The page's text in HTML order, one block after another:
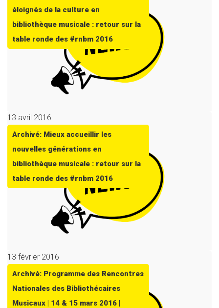
éloignés de la culture en
bibliothèque musicale : retour sur la
table ronde des #rnbm 2016
13 avril 2016
Archivé: Mieux accueillir les
nouvelles générations en
bibliothèque musicale : retour sur la
table ronde des #rnbm 2016
13 février 2016
Archivé: Programme des Rencontres
Nationales des Bibliothécaires
Musicaux | 14 & 15 mars 2016 |